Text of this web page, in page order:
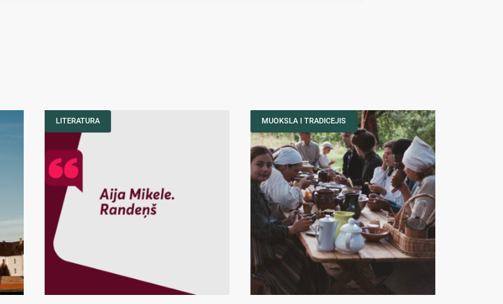
LITERATURA MUOKSLA I TRADICEJIS